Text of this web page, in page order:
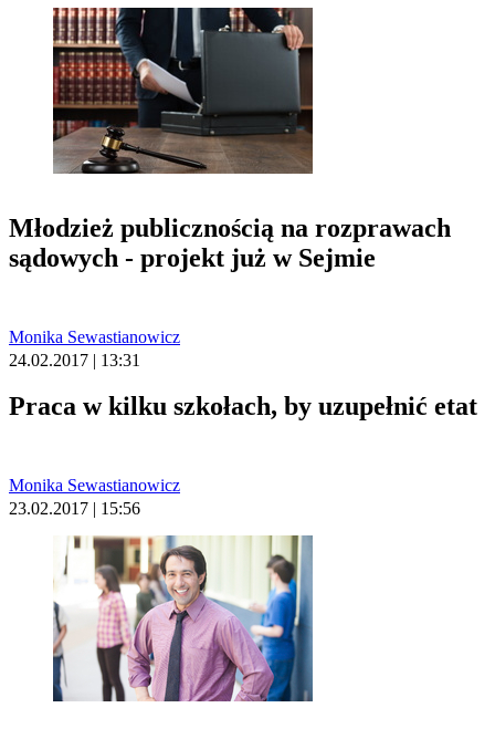
Młodzież publicznością na rozprawach
sądowych - projekt już w Sejmie
Monika Sewastianowicz
24.02.2017 | 13:31
Praca w kilku szkołach, by uzupełnić etat
Monika Sewastianowicz
23.02.2017 | 15:56